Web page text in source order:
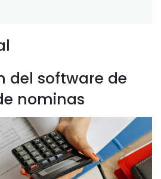
del software de
nominas